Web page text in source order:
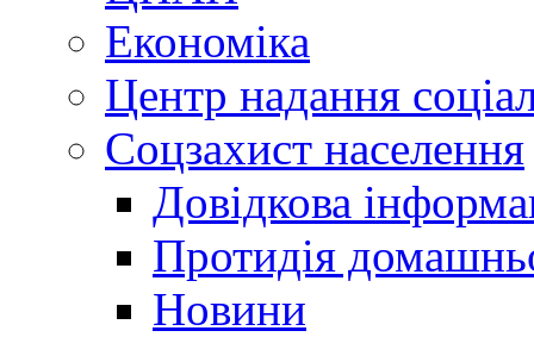
Економіка
Центр надання
Соцзахист населення
Довідкова
Протидія
Новини